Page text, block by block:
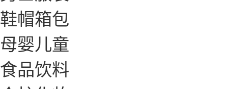
鞋帽箱包
母婴儿童
食品饮料